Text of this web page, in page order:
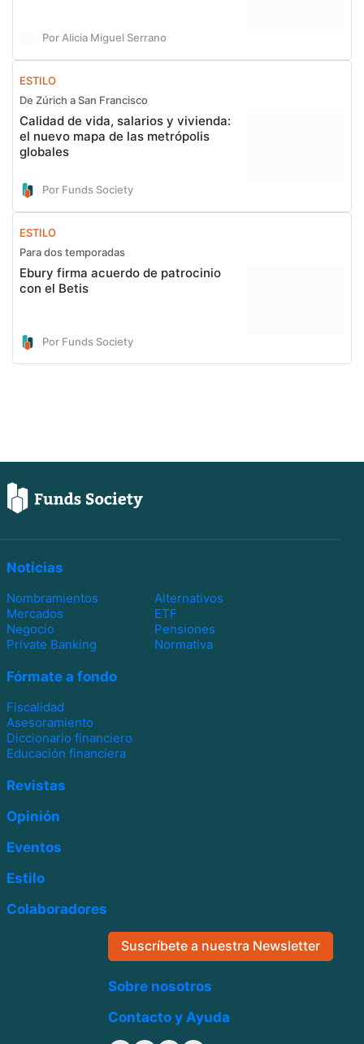
Por Alicia Miguel Serrano
ESTILO
De Zúrich a San Francisco
Calidad de vida, salarios y vivienda:
el nuevo mapa de las metrópolis
globales
Por Funds Society
ESTILO
Para dos temporadas
Ebury firma acuerdo de patrocinio
con el Betis
Por Funds Society
Noticias
Nombramientos
Alternativos
Mercados
ETF
Negocio
Pensiones
Private Banking
Normativa
Fórmate a fondo
Fiscalidad
Asesoramiento
Diccionario financiero
Educación financiera
Revistas
Opinión
Eventos
Estilo
Colaboradores
Suscríbete a nuestra Newsletter
Sobre nosotros
Contacto y Ayuda